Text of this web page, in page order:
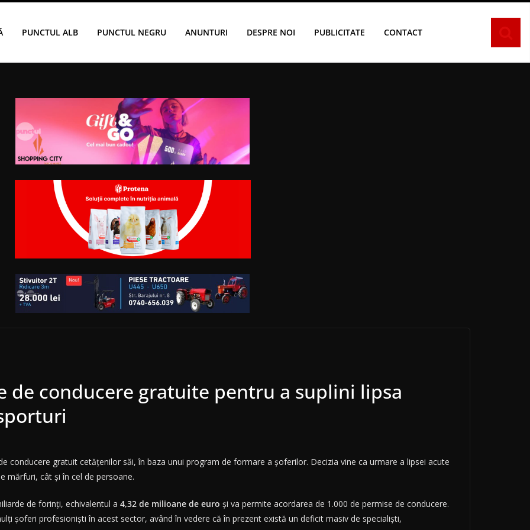
PUNCTUL ALB PUNCTUL NEGRU ANUNTURI DESPRE NOI PUBLICITATE CONTACT
de conducere gratuite pentru a suplini lipsa
conducere gratuit cetățenilor săi, în baza unui program de formare a șoferilor. Decizia vine ca urmare a lipsei acute
mărfuri, cât și în cel de persoane.
de forinți, echivalentul a 4,32 de milioane de euro și va permite acordarea de 1.000 de permise de conducere.
șoferi profesioniști în acest sector, având în vedere că în prezent există un deficit masiv de specialiști,